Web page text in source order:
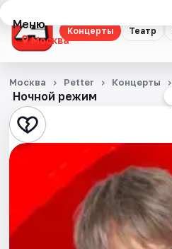
Концерты Театр
Меню
Москва
Концерты
Театр
Стендап
Квесты
Экскурсии
Ночной режим
Москва Petter Концерты